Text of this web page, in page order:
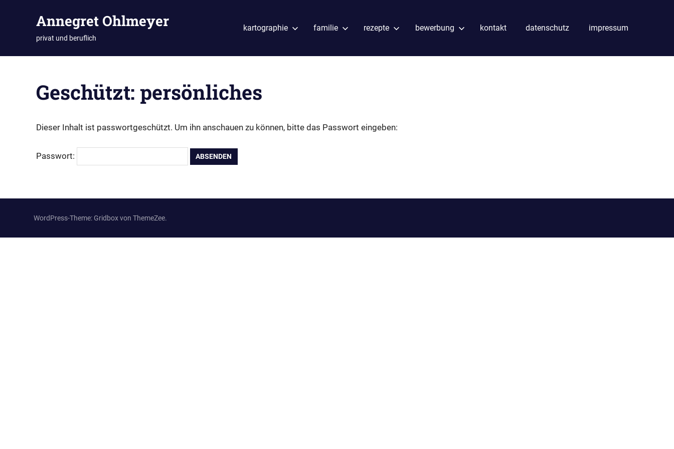
Annegret Ohlmeyer
privat und beruflich
kartographie familie rezepte bewerbung kontakt datenschutz impressum
Geschützt: persönliches
Dieser Inhalt ist passwortgeschützt. Um ihn anschauen zu können, bitte das Passwort eingeben:
Passwort:
WordPress-Theme: Gridbox von ThemeZee.